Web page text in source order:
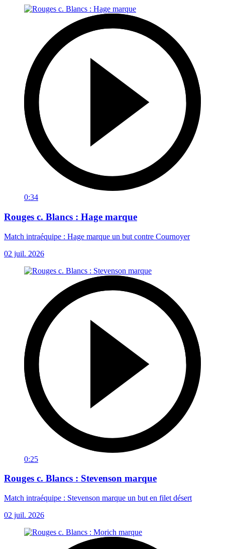
0:34
Rouges c. Blancs : Hage marque
Match intraéquipe : Hage marque un but contre Cournoyer
02 juil. 2026
0:25
Rouges c. Blancs : Stevenson marque
Match intraéquipe : Stevenson marque un but en filet désert
02 juil. 2026